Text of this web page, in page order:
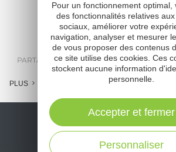
PARTAGER : E-MAIL
PLUS
Pour un fonctionnement optimal,
des fonctionnalités relatives
sociaux, améliorer votre
navigation, analyser et mesurer
de vous proposer des contenus
ce site utilise des cookies. Ces
stockent aucune information
personnelle.
Personnaliser
Accepter et fermer